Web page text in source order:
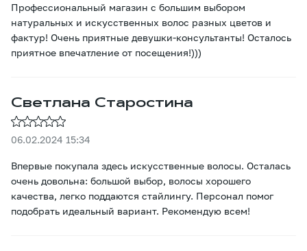
Профессиональный магазин с большим выбором
натуральных и искусственных волос разных цветов и
фактур! Очень приятные девушки-консультанты! Осталось
приятное впечатление от посещения!)))
Светлана Старостина
06.02.2024 15:34
Впервые покупала здесь искусственные волосы. Осталась
очень довольна: большой выбор, волосы хорошего
качества, легко поддаются стайлингу. Персонал помог
подобрать идеальный вариант. Рекомендую всем!